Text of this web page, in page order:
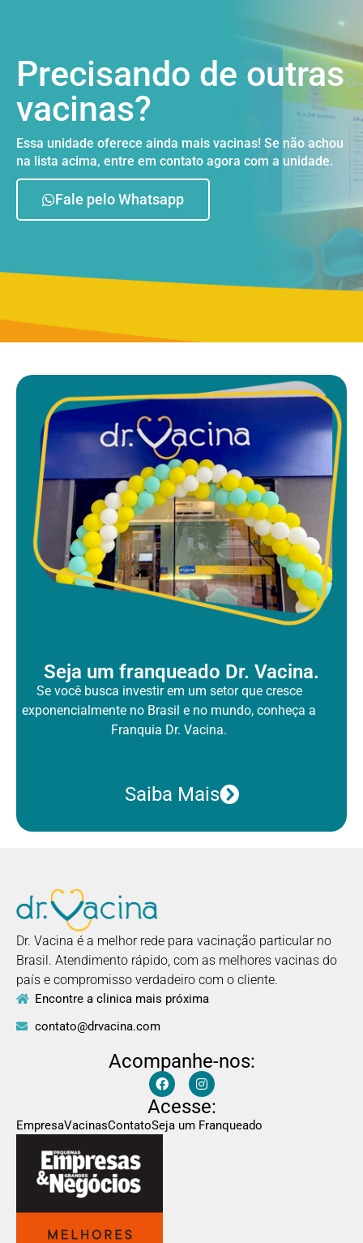
Precisando de outras
vacinas?
Essa unidade oferece ainda mais vacinas! Se não achou
na lista acima, entre em contato agora com a unidade.
Fale pelo Whatsapp
Seja um franqueado Dr. Vacina.
Se você busca investir em um setor que cresce
exponencialmente no Brasile no mundo, conheça a
Franquia Dr. Vacina.
Saiba Mais
Dr. Vacina é a melhor rede para vacinação particular no
Brasil. Atendimento rápido, com as melhores vacinas do
país e compromisso verdadeiro com o cliente.
Encontre a clinica mais próxima
contato@drvacina.com
Acompanhe-nos:
Acesse:
EmpresaVacinasContatoSeja um Franqueado